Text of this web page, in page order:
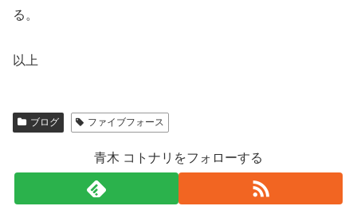
る。
以上
ブログ ファイブフォース
青木 コトナリをフォローする